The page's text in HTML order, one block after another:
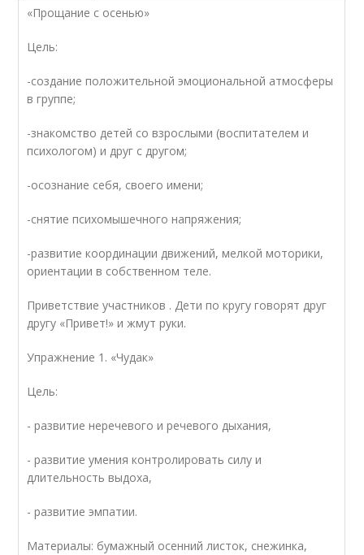
«Прощание с осенью»
Цель:
-создание положительной эмоциональной атмосферы
в группе;
-знакомство детей со взрослыми (воспитателем и
психологом) и друг с другом;
-осознание себя, своего имени;
-снятие психомышечного напряжения;
-развитие координации движений, мелкой моторики,
ориентации в собственном теле.
Приветствие участников . Дети по кругу говорят друг
другу «Привет!» и жмут руки.
Упражнение 1. «Чудак»
Цель:
- развитие неречевого и речевого дыхания,
- развитие умения контролировать силу и
длительность выдоха,
- развитие эмпатии.
Материалы: бумажный осенний листок, снежинка,